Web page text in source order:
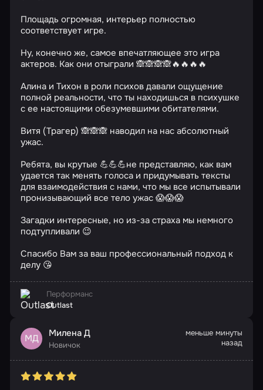
Площадь огромная, интерьер полностью
соответствует игре.
Ну, конечно же, самое впечатляющее это игра
актеров. Как они отыграли 🙈🙈🙈🙈🔥🔥🔥🔥
Алина и Тихон в роли психов давали ощущение
полной реальности, что ты находишься в психушке
с ее настоящими обезумевшими обитателями.
Витя (Трагер) 🙈🙈🙈 наводил на нас абсолютный
ужас.
Ребята, вы крутые 💪💪💪не представляю, как вам
удается так менять голоса и придумывать тексты
для взаимодействия с нами, что мы все испытывали
пронизывающий все тело ужас 😱😱😱
Загадки интересные, но из-за страха мы немного
подтупливали 😉
Спасибо Вам за ваш профессиональный подход к
делу 😘
Перформанс
Outlast
МД Милена Д
Новичок
меньше минуты
назад